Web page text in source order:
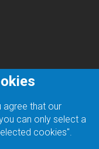
agree that our
can only select a
cookies".